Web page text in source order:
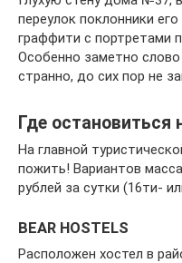
переулок поклонники
граффити с портретами
Особенно заметно
странно, до сих пор не
Где остановиться
На главной
пожить! Вариантов
рублей за сутки (16ти-
BEAR HOSTELS
Расположен хостел в